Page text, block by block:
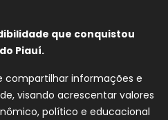
que conquistou
Piauí.
compartilhar informações e
visando acrescentar valores
político e educacional